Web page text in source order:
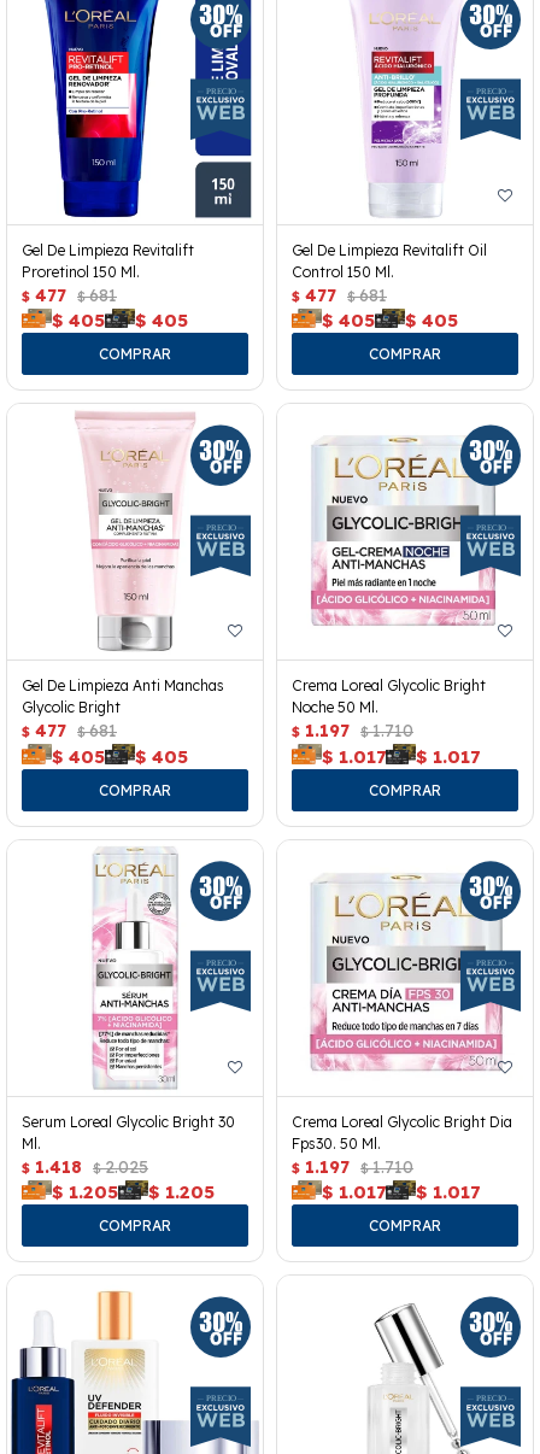
Gel De Limpieza Revitalift
Proretinol 150 Ml.
$ 477 $ 681
$ 405 $ 405
Gel De Limpieza Revitalift Oil
Control 150 Ml.
$ 477 $ 681
$ 405 $ 405
Gel De Limpieza Anti Manchas
Glycolic Bright
$ 477 $ 681
$ 405 $ 405
Crema Loreal Glycolic Bright
Noche 50 Ml.
$ 1.197 $ 1.710
$ 1.017 $ 1.017
Serum Loreal Glycolic Bright 30
Ml.
$ 1.418 $ 2.025
$ 1.205 $ 1.205
Crema Loreal Glycolic Bright Dia
Fps30. 50 Ml.
$ 1.197 $ 1.710
$ 1.017 $ 1.017